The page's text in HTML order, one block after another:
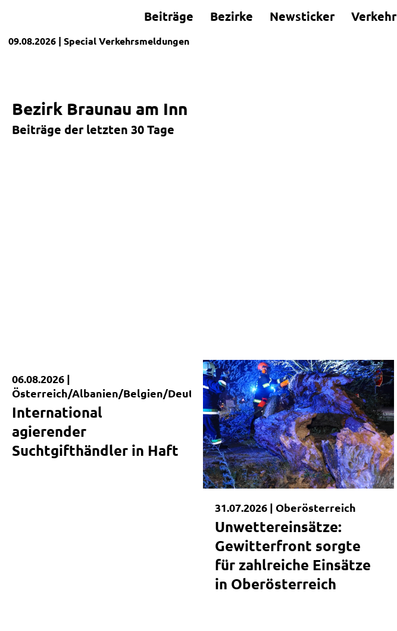
Beiträge Bezirke Newsticker Verkehr
09.08.2026 | SpecialVerkehrsmeldungen
Bezirk Braunau am Inn
Beiträge der letzten 30 Tage
Kurzmeldung
06.08.2026 |
Österreich/Albanien/Belgien/Deutschland/Kosovo/Serbien/Spanien
International
agierender
Suchtgifthändler in Haft
|
31.07.2026 | Oberösterreich
Unwettereinsätze:
Gewitterfront sorgte
für zahlreiche Einsätze
in Oberösterreich